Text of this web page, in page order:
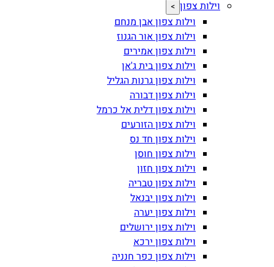
וילות צפון >
וילות צפון אבן מנחם
וילות צפון אור הגנוז
וילות צפון אמירים
וילות צפון בית ג'אן
וילות צפון גרנות הגליל
וילות צפון דבורה
וילות צפון דלית אל כרמל
וילות צפון הזורעים
וילות צפון חד נס
וילות צפון חוסן
וילות צפון חזון
וילות צפון טבריה
וילות צפון יבנאל
וילות צפון יערה
וילות צפון ירושלים
וילות צפון ירכא
וילות צפון כפר חנניה